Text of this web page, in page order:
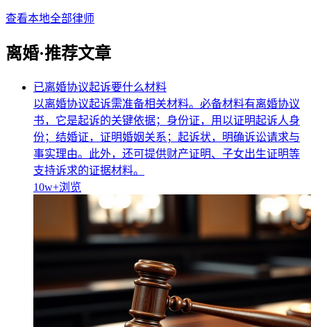
查看本地全部律师
离婚·推荐文章
已离婚协议起诉要什么材料
以离婚协议起诉需准备相关材料。必备材料有离婚协议
书，它是起诉的关键依据；身份证，用以证明起诉人身
份；结婚证，证明婚姻关系；起诉状，明确诉讼请求与
事实理由。此外，还可提供财产证明、子女出生证明等
支持诉求的证据材料。
10w+浏览